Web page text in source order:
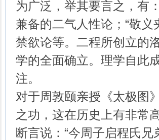
为广泛，举其要言之，有
兼备的二气人性论；“敬义
禁欲论等。二程所创立的
学的全面确立。理学自此
注。
对于周敦颐亲授《太极图
之功，这在历史上有非常
断言说：“今周子启程氏